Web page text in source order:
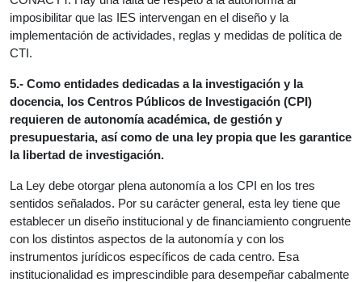
imposibilitar que las IES intervengan en el diseño y la
implementación de actividades, reglas y medidas de política de
CTI.
5.- Como entidades dedicadas a la investigación y la
docencia, los Centros Públicos de Investigación (CPI)
requieren de autonomía académica, de gestión y
presupuestaria, así como de una ley propia que les garantice
la libertad de investigación.
La Ley debe otorgar plena autonomía a los CPI en los tres
sentidos señalados. Por su carácter general, esta ley tiene que
establecer un diseño institucional y de financiamiento congruente
con los distintos aspectos de la autonomía y con los
instrumentos jurídicos específicos de cada centro. Esa
institucionalidad es imprescindible para desempeñar cabalmente